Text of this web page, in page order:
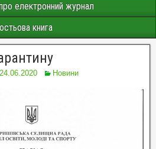
електронний журнал
книга
24.06.2020 Новини